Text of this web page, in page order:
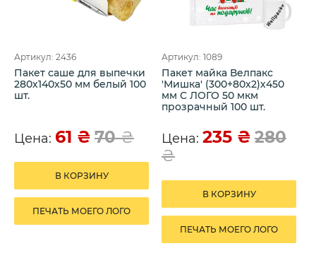
Артикул: 2436
Пакет саше для выпечки
280х140х50 мм белый 100
шт.
Цена: 61 ₴ 70₴
В КОРЗИНУ
ПЕЧАТЬ МОЕГО ЛОГО
Артикул: 1089
Пакет майка Велпакс
'Мишка' (300+80х2)х450
мм С ЛОГО 50 мкм
прозрачный 100 шт.
Цена: 235 ₴ 280
₴
В КОРЗИНУ
ПЕЧАТЬ МОЕГО ЛОГО